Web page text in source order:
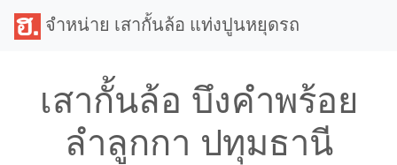
จำหน่าย เสากั้นล้อ แท่งปูนหยุดรถ
เสากั้นล้อ บึงคำพร้อย
ลำลูกกา ปทุมธานี